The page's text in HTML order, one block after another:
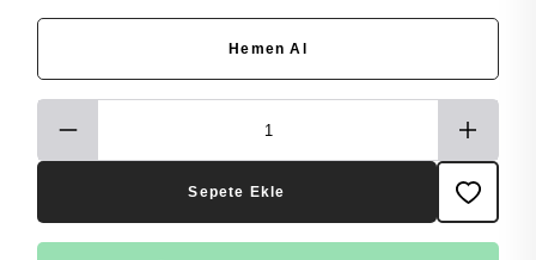
Hemen Al
Sepete Ekle